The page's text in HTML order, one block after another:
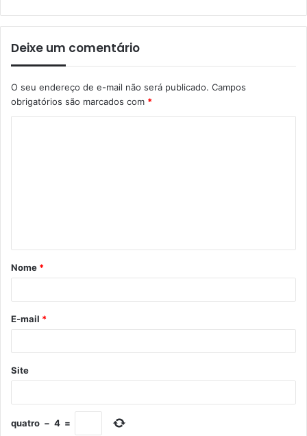
Deixe um comentário
O seu endereço de e-mail não será publicado. Campos
obrigatórios são marcados com *
Nome *
E-mail *
Site
quatro − 4 =